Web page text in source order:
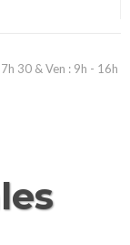
30 & Ven : 9h - 16h